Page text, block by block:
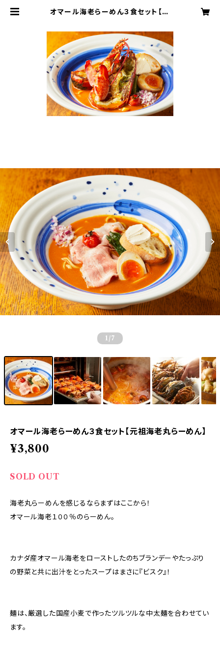
オマール海老らーめん３食セット【元
1 /7
オマール海老らーめん３食セット【元祖海老丸らーめん】
¥3,800
SOLD OUT
海老丸らーめんを感じるならまずはここから！
オマール海老１００％のらーめん。
カナダ産オマール海老をローストしたのちブランデーやたっぷり
の野菜と共に出汁をとったスープはまさに『ビスク』！
麺は、厳選した国産小麦で作ったツルツルな中太麺を合わせてい
ます。